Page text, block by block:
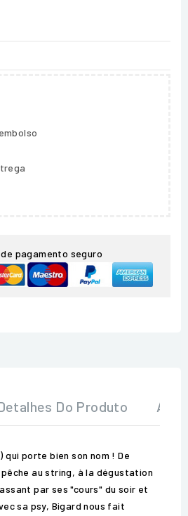
pagamento seguro
Do Produto
qui porte bien son nom ! De
au string, à la dégustation
par ses "cours" du soir et
sa psy, Bigard nous fait